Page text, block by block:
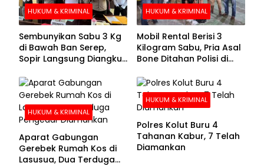
HUKUM & KRIMINAL
Sembunyikan Sabu 3 Kg
di Bawah Ban Serep,
Sopir Langsung Diangkut
HUKUM & KRIMINAL
Mobil Rental Berisi 3
Kilogram Sabu, Pria Asal
Bone Ditahan Polisi di
HUKUM & KRIMINAL
Aparat Gabungan
Gerebek Rumah Kos di
Lasusua, Dua Terduga
HUKUM & KRIMINAL
Polres Kolut Buru 4
Tahanan Kabur, 7 Telah
Diamankan